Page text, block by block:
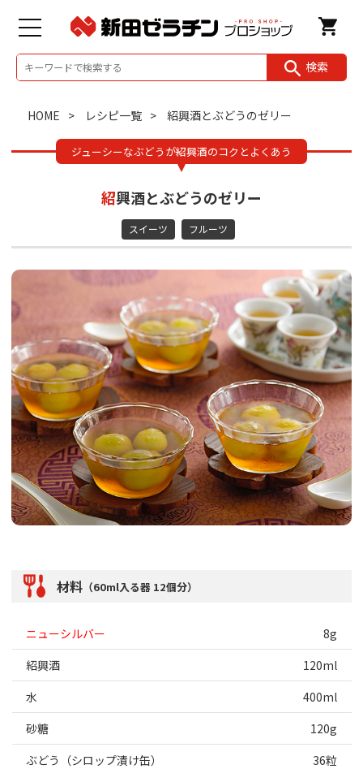
検索
HOME レシピ一覧 紹興酒とぶどうのゼリー
ジューシーなぶどうが紹興酒のコクとよくあう
紹興酒とぶどうのゼリー
スイーツ フルーツ
材料 （60ml入る器 12個分）
ニューシルバー
8g
紹興酒
120ml
水
400ml
砂糖
120g
ぶどう（シロップ漬け缶）
36粒